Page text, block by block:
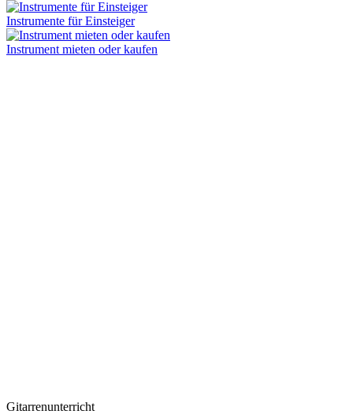
Instrumente für Einsteiger
Instrument mieten oder kaufen
Gitarrenunterricht